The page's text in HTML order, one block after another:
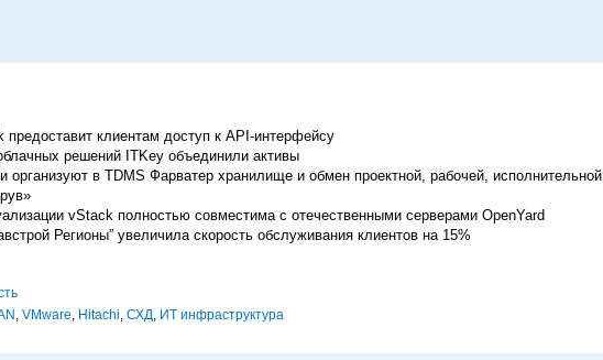
клиентам доступ к API-интерфейсу
решений ITKey объединили активы
организуют в TDMS Фарватер хранилище и обмен проектной, рабочей, исполнительной
vStack полностью совместима с отечественными серверами OpenYard
Регионы” увеличила скорость обслуживания клиентов на 15%
, VMware, Hitachi, СХД, ИТ инфраструктура